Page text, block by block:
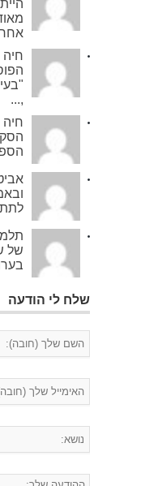
,...
לתת
של
שלח לי הודעה